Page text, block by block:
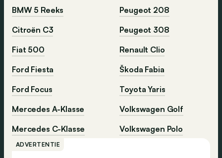
BMW 5 Reeks
Citroën C3
Fiat 500
Ford Fiesta
Ford Focus
Mercedes A-Klasse
Mercedes C-Klasse
Peugeot 208
Peugeot 308
Renault Clio
Škoda Fabia
Toyota Yaris
Volkswagen Golf
Volkswagen Polo
ADVERTENTIE